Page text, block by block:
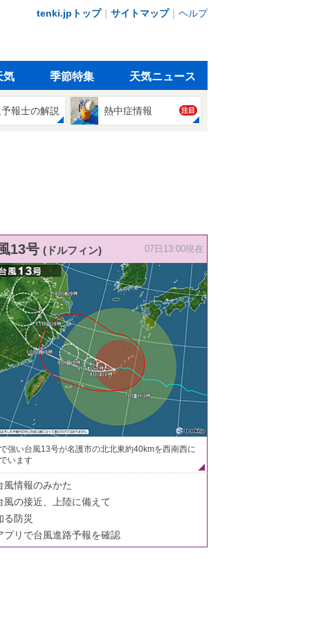
tenki.jpトップ｜ サイトマップ｜ ヘルプ
気 季節特集 天気ニュース
報士の解説 熱中症情報 注目
13号 (ドルフィン) 07日13:00現在
強い台風13号が名護市の北北東約40kmを西南西に
います
風情報のみかた
風の接近、上陸に備えて
る防災
プリで台風進路予報を確認